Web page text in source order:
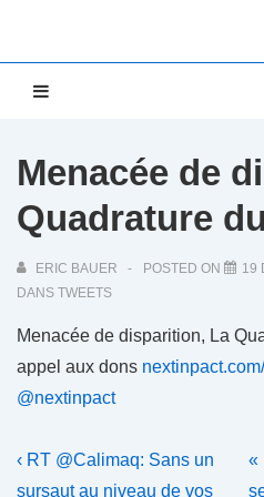
Menacée de
Quadrature
ERIC BAUER POSTED ON 19
DANS TWEETS
Menacée de disparition, La
appel aux dons
@nextinpact
Navigation
Previous
Post
‹ RT @Calimaq: Sans un
sursaut au niveau de vos
«